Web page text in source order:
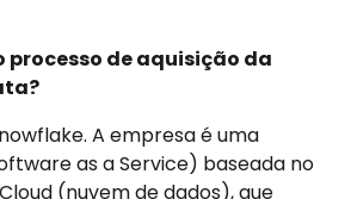
processo de aquisição da
A empresa é uma
as a Service) baseada no
(nuvem de dados), que